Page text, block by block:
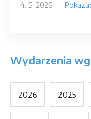
4. 5. 2026
Wydarzenia
2026 2025